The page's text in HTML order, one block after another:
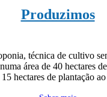
Produzimos
técnica de cultivo
área de 40 hectares
hectares de plantação